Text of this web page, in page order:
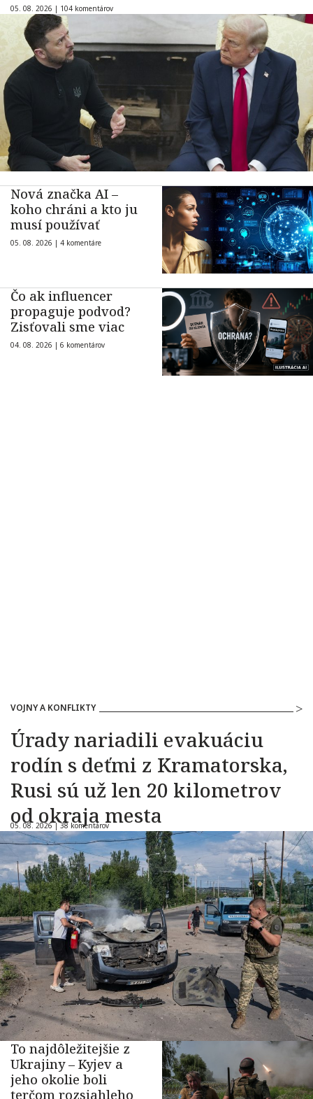
05. 08. 2026 | 104 komentárov
Nová značka AI –
koho chráni a kto ju
musí používať
05. 08. 2026 | 4 komentáre
Čo ak influencer
propaguje podvod?
Zisťovali sme viac
04. 08. 2026 | 6 komentárov
VOJNY A KONFLIKTY
Úrady nariadili evakuáciu
rodín s deťmi z Kramatorska,
Rusi sú už len 20 kilometrov
od okraja mesta
05. 08. 2026 |38 komentárov
To najdôležitejšie z
Ukrajiny – Kyjev a
jeho okolie boli
terčom rozsiahleho